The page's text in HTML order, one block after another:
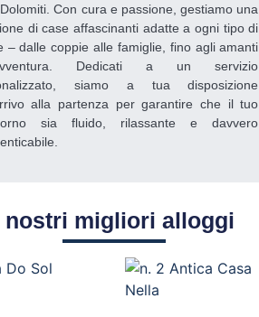
Con cura e passione, gestiamo una
di case affascinanti adatte a ogni tipo di
– dalle coppie alle famiglie, fino agli amanti
Dedicati a un servizio
siamo a tua disposizione
alla partenza per garantire che il tuo
sia fluido, rilassante e davvero
nostri migliori alloggi